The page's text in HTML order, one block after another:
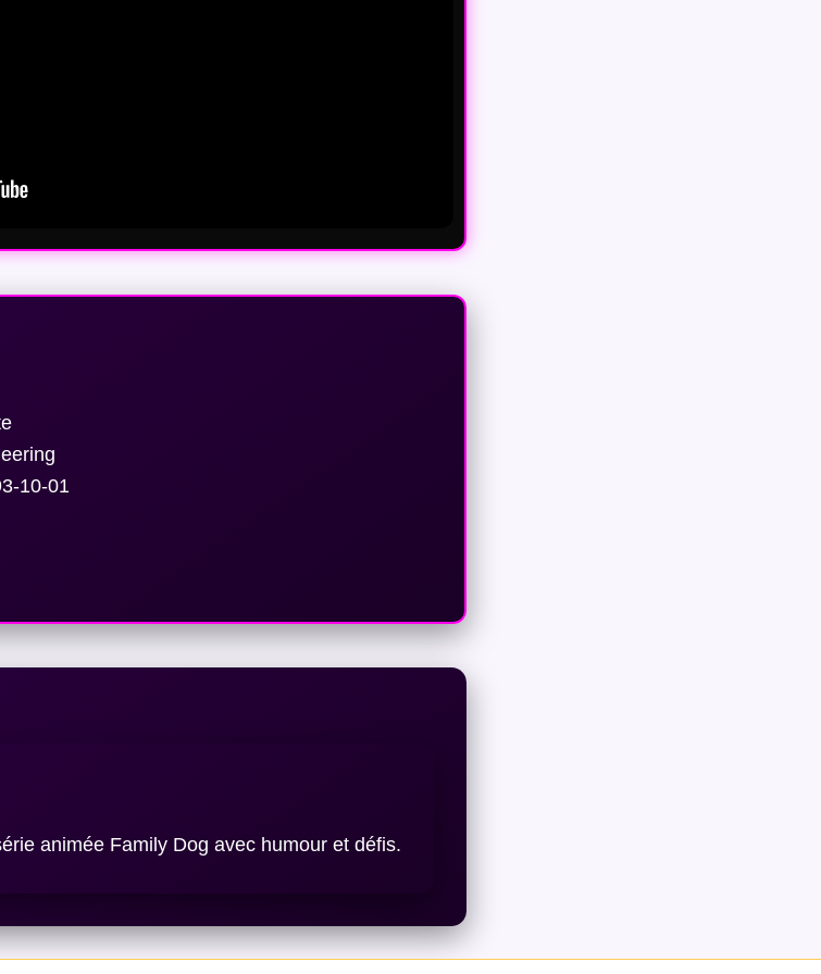
10-01
animée Family Dog avec humour et défis.